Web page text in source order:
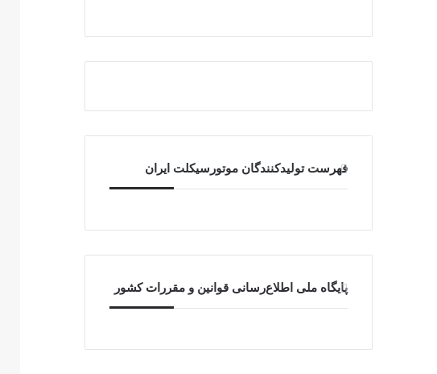
فهرست تولیدکنندگان موتورسیکلت ایران
پایگاه ملی اطلاع‌رسانی قوانین و مقررات کشور